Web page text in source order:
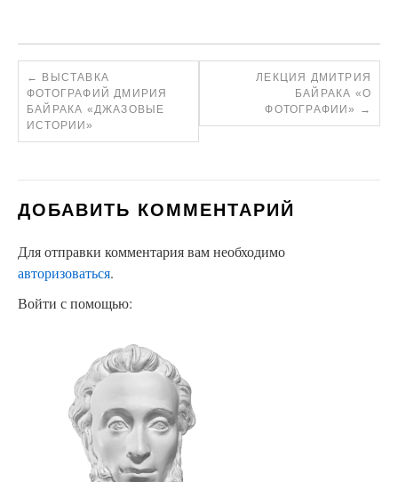
←
ВЫСТАВКА
ФОТОГРАФИЙ ДМИРИЯ
БАЙРАКА «ДЖАЗОВЫЕ
ИСТОРИИ»
ЛЕКЦИЯ ДМИТРИЯ
БАЙРАКА «О
ФОТОГРАФИИ»
→
ДОБАВИТЬ КОММЕНТАРИЙ
Для отправки комментария вам необходимо
авторизоваться.
Войти с помощью: